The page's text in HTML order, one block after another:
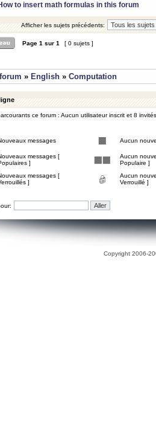
to insert math formulas in this forum
Afficher les sujets précédents:
Page 1 sur 1 [ 0 sujets ]
» English » Computation
ce forum : Aucun utilisateur inscrit et 8 invités
messages Aucun
messages [
]
Aucun
Populaire ]
messages [
]
Aucun
Verrouillé ]
Copyright 2006-